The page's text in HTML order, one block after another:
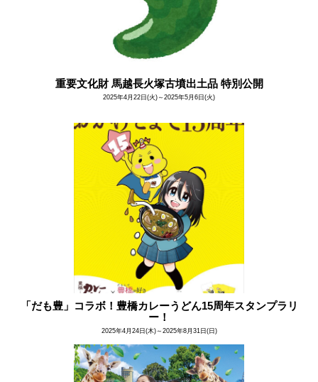
重要文化財 馬越長火塚古墳出土品 特別公開
2025年4月22日(火)～2025年5月6日(火)
「だも豊」コラボ！豊橋カレーうどん15周年スタンプラリ
ー！
2025年4月24日(木)～2025年8月31日(日)